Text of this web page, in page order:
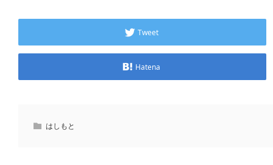
Tweet
Hatena
はしもと